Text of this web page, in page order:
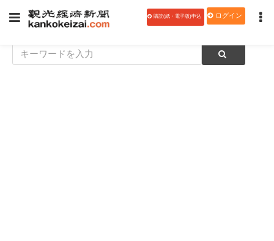
購読(紙・電子版)申込 ログイン